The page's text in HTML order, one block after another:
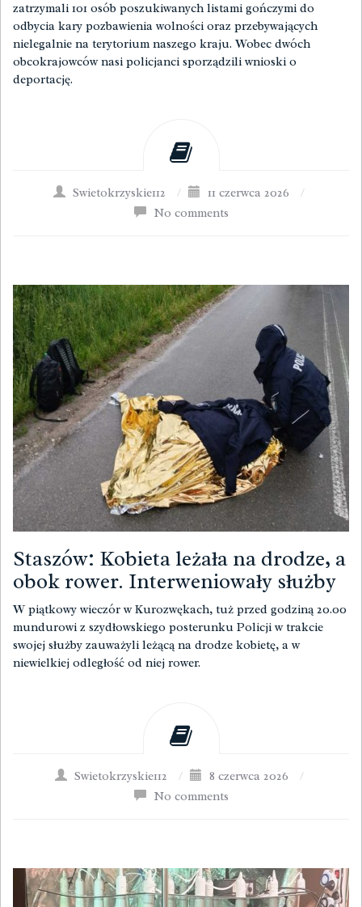
zatrzymali 101 osób poszukiwanych listami gończymi do
odbycia kary pozbawienia wolności oraz przebywających
nielegalnie na terytorium naszego kraju. Wobec dwóch
obcokrajowców nasi policjanci sporządzili wnioski o
deportację.
Swietokrzyskie112 / 11 czerwca 2026
/
No comments
Staszów: Kobieta leżała na drodze, a
obok rower. Interweniowały służby
W piątkowy wieczór w Kurozwękach, tuż przed godziną 20.00
mundurowi z szydłowskiego posterunku Policji w trakcie
swojej służby zauważyli leżącą na drodze kobietę, a w
niewielkiej odległość od niej rower.
Swietokrzyskie112 / 8 czerwca 2026
/
No comments